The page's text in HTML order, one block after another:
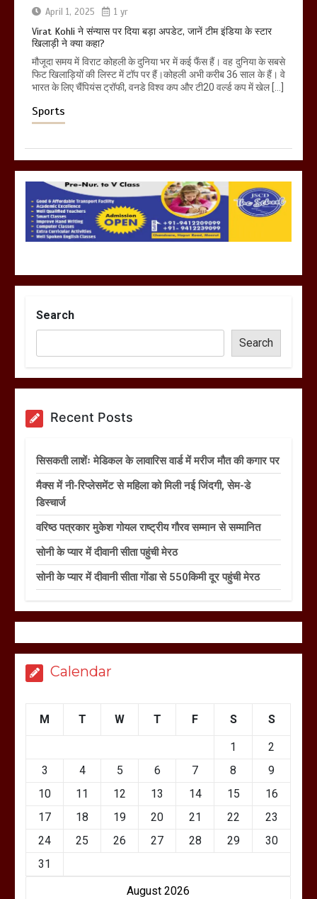
April 1, 2025 1 yr
Virat Kohli ने संन्यास पर दिया बड़ा अपडेट, जानें टीम इंडिया के स्टार
खिलाड़ी ने क्या कहा?
मौजूदा समय में विराट कोहली के दुनिया भर में कई फैंस हैं। वह दुनिया के सबसे
फिट खिलाड़ियों की लिस्ट में टॉप पर हैं।कोहली अभी करीब 36 साल के हैं। वे
भारत के लिए चैंपियंस ट्रॉफी, वनडे विश्व कप और टी20 वर्ल्ड कप में खेल […]
Sports
Search
Search
Recent Posts
सिसकती लाशेंः मेडिकल के लावारिस वार्ड में मरीज मौत की कगार पर
मैक्स में नी-रिप्लेसमेंट से महिला को मिली नई जिंदगी, सेम-डे
डिस्चार्ज
वरिष्ठ पत्रकार मुकेश गोयल राष्ट्रीय गौरव सम्मान से सम्मानित
सोनी के प्यार में दीवानी सीता पहुंची मेरठ
सोनी के प्यार में दीवानी सीता गोंडा से 550किमी दूर पहुंची मेरठ
Calendar
August 2026
M T W T F S S
1
2
3
4 5 6 7 8
9
10
11 12 13 14 15
16
17
18 19 20 21 22
23
24
25 26 27 28 29
30
31